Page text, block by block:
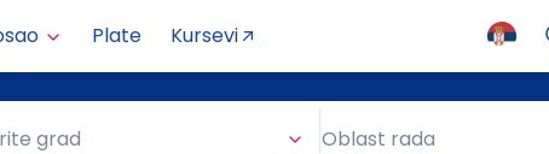
Plate Kursevi
grad Oblast rada